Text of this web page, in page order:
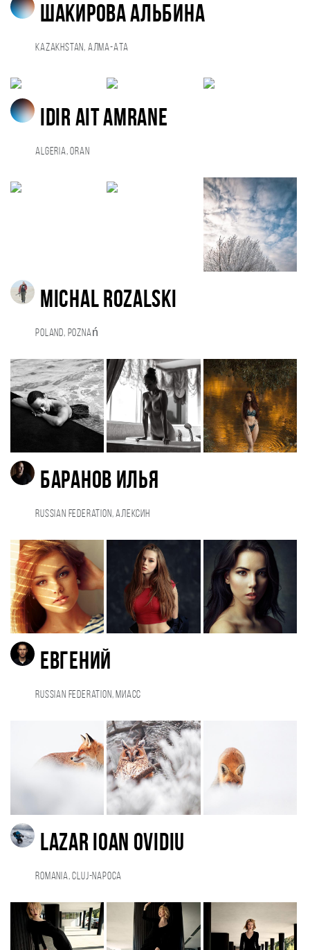
Шакирова Альбина
Kazakhstan, Алма-Ата
Idir Ait amrane
Algeria, Oran
Michal Rozalski
Poland, Poznań
Баранов Илья
Russian Federation, Алексин
Евгений
Russian Federation, Миасс
Lazar Ioan Ovidiu
Romania, Cluj-Napoca